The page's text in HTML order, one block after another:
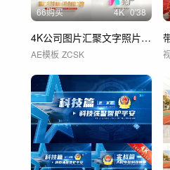
66购买 4K 0'38
4K公司图片汇聚文字照片汇聚logo
AE模板 ZCSK